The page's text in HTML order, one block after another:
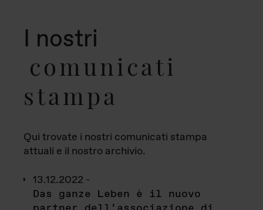
I nostri
comunicati
stampa
Qui trovate i nostri comunicati stampa
attuali e il nostro archivio.
13.12.2022 -
Das ganze Leben è il nuovo